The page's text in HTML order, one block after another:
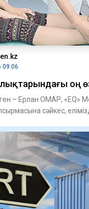
09:06
оң
– Ерлан ОМАР, «EQ»
сәйкес,